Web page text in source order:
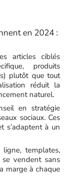
en 2024 :
articles ciblés
produits
plutôt que tout
réduit la
naturel.
en stratégie
sociaux. Ces
s’adaptent à un
templates,
se vendent sans
marge à chaque